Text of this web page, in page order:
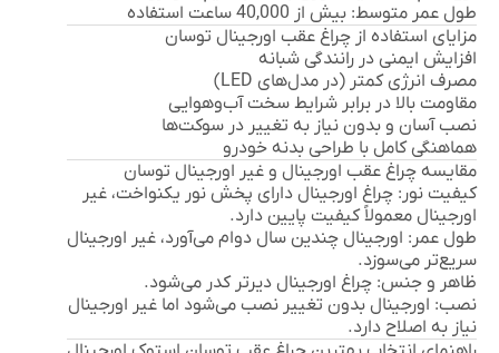
طول عمر متوسط: بیش از 40,000 ساعت استفاده
مزایای استفاده از چراغ عقب اورجینال توسان
افزایش ایمنی در رانندگی شبانه
مصرف انرژی کمتر (در مدل‌های LED)
مقاومت بالا در برابر شرایط سخت آب‌وهوایی
نصب آسان و بدون نیاز به تغییر در سوکت‌ها
هماهنگی کامل با طراحی بدنه خودرو
مقایسه چراغ عقب اورجینال و غیر اورجینال توسان
کیفیت نور: چراغ اورجینال دارای پخش نور یکنواخت، غیر
اورجینال معمولاً کیفیت پایین دارد.
طول عمر: اورجینال چندین سال دوام می‌آورد، غیر اورجینال
سریع‌تر می‌سوزد.
ظاهر و جنس: چراغ اورجینال دیرتر کدر می‌شود.
نصب: اورجینال بدون تغییر نصب می‌شود اما غیر اورجینال
نیاز به اصلاح دارد.